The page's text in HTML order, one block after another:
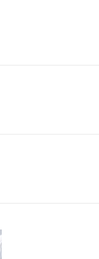
昇降 強化ナイロン樹脂